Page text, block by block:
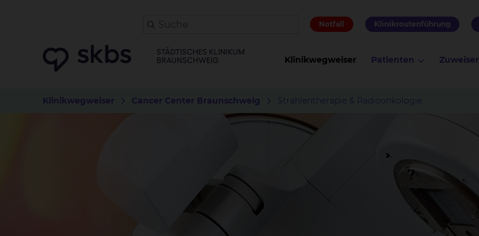
Notfall Klinikroutenführung
Klinikwegweiser Patienten Zuweiser
Klinikwegweiser Cancer Center Braunschweig Strahlentherapie & Radioonkologie